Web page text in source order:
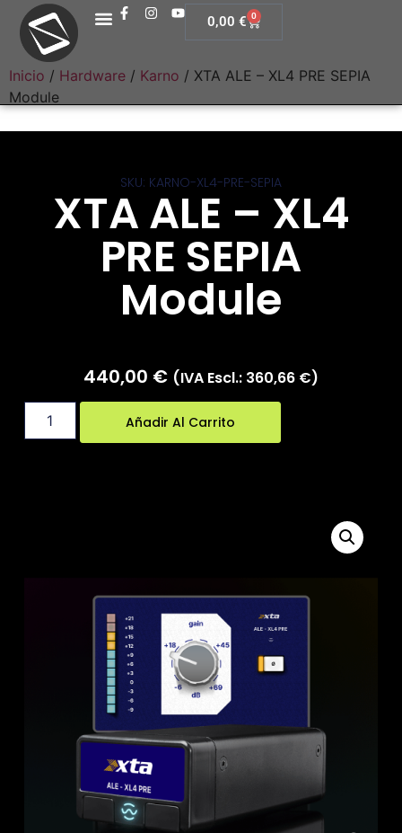
0,00 € 0
Inicio / Hardware / Karno / XTA ALE – XL4 PRE SEPIA
Module
SKU: KARNO-XL4-PRE-SEPIA
XTA ALE – XL4
PRE SEPIA
Module
440,00 € (IVA Escl.: 360,66 €)
Añadir Al Carrito